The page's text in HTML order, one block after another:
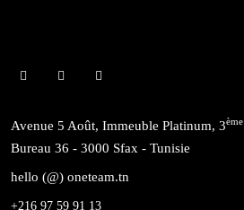
Avenue 5 Août, Immeuble Platinum, 3ème
Bureau 36 - 3000 Sfax - Tunisie
hello (@) oneteam.tn
+216 97 59 91 13